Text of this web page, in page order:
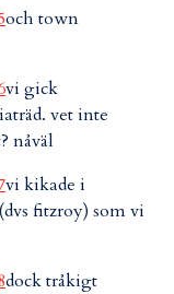
och town
vi gick
vet inte
nåväl
vi kikade i
fitzroy) som vi
dock tråkigt